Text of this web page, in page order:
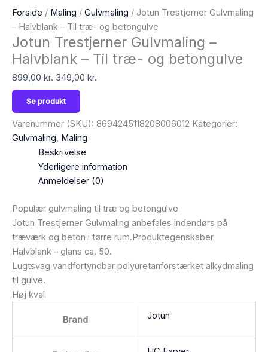
Forside / Maling / Gulvmaling / Jotun Trestjerner Gulvmaling
– Halvblank – Til træ- og betongulve
Jotun Trestjerner Gulvmaling –
Halvblank – Til træ- og betongulve
899,00kr. 349,00 kr.
Se produkt
Varenummer (SKU): 8694245118208006012 Kategorier:
Gulvmaling, Maling
Beskrivelse
Yderligere information
Anmeldelser (0)
Populær gulvmaling til træ og betongulve
Jotun Trestjerner Gulvmaling anbefales indendørs på
træværk og beton i tørre rum.Produktegenskaber
Halvblank – glans ca. 50.
Lugtsvag vandfortyndbar polyuretanforstærket alkydmaling
til gulve.
Høj kval
Brand Jotun